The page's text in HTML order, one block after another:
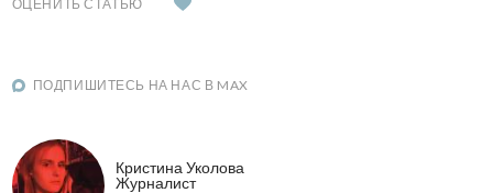
ОЦЕНИТЬ СТАТЬЮ
ПОДПИШИТЕСЬ НА НАС В MAX
Кристина Уколова
Журналист